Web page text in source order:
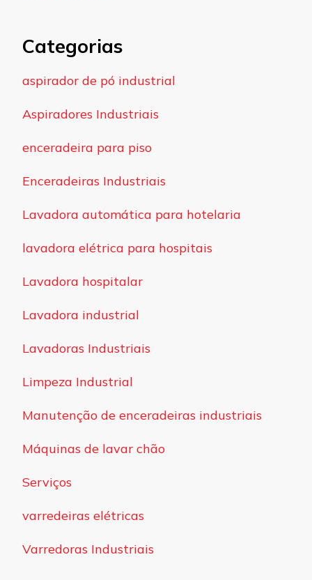
Categorias
aspirador de pó industrial
Aspiradores Industriais
enceradeira para piso
Enceradeiras Industriais
Lavadora automática para hotelaria
lavadora elétrica para hospitais
Lavadora hospitalar
Lavadora industrial
Lavadoras Industriais
Limpeza Industrial
Manutenção de enceradeiras industriais
Máquinas de lavar chão
Serviços
varredeiras elétricas
Varredoras Industriais